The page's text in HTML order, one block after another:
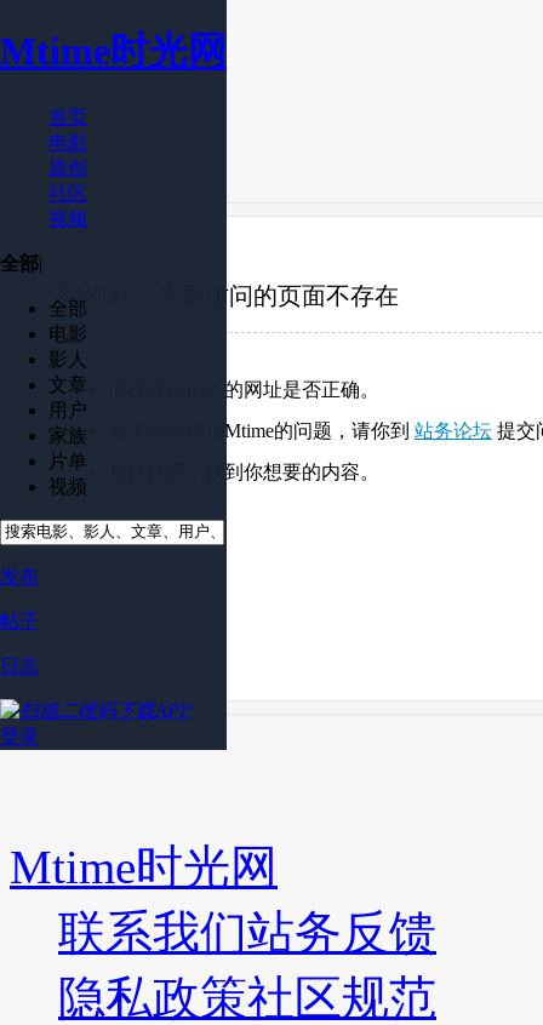
Mtime时光网
首页
电影
原创
社区
视频
全部|
全部
电影
影人
文章
用户
家族
片单
视频
发布
帖子
日志
登录
很抱歉，你要访问的页面不存在
请检查你输入的网址是否正确。
如果你觉得是Mtime的问题，请你到 站务论坛 提交
直接搜索，找到你想要的内容。
Mtime时光网
联系我们站务反馈
隐私政策社区规范